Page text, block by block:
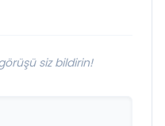
siz bildirin!